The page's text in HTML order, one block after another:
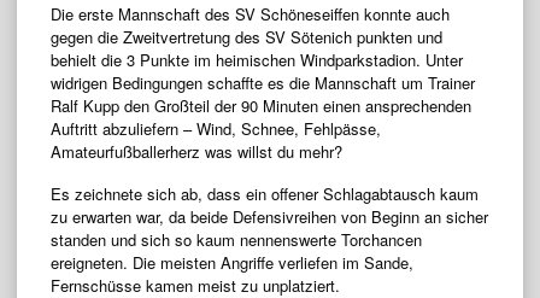
Die erste Mannschaft des SV Schöneseiffen konnte auch
gegen die Zweitvertretung des SV Sötenich punkten und
behielt die 3 Punkte im heimischen Windparkstadion. Unter
widrigen Bedingungen schaffte es die Mannschaft um Trainer
Ralf Kupp den Großteil der 90 Minuten einen ansprechenden
Auftritt abzuliefern – Wind, Schnee, Fehlpässe,
Amateurfußballerherz was willst du mehr?
Es zeichnete sich ab, dass ein offener Schlagabtausch kaum
zu erwarten war, da beide Defensivreihen von Beginn an sicher
standen und sich so kaum nennenswerte Torchancen
ereigneten. Die meisten Angriffe verliefen im Sande,
Fernschüsse kamen meist zu unplatziert.